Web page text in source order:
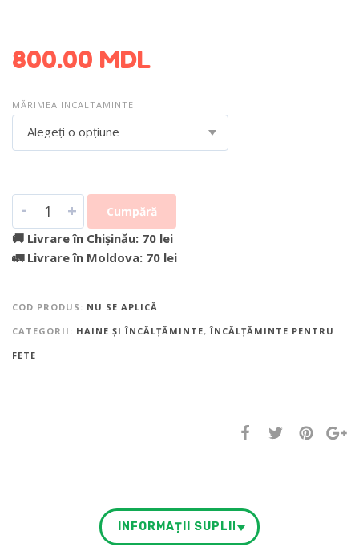
800.00 MDL
MĂRIMEA INCALTAMINTEI
Alegeți o opțiune
- + Cumpără
🚚 Livrare în Chișinău: 70 lei
🚛 Livrare în Moldova: 70 lei
COD PRODUS: NU SE APLICĂ
CATEGORII: HAINE ȘI ÎNCĂLȚĂMINTE,ÎNCĂLȚĂMINTE PENTRU
FETE
INFORMAȚII SUPLIMENTARE